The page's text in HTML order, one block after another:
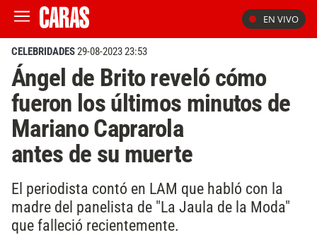
EN VIVO
CELEBRIDADES29-08-2023 23:53
Ángel de Brito reveló cómo
fueron los últimos minutos de
Mariano Caprarola
antes de su muerte
El periodista contó en LAM que habló con la
madre del panelista de "La Jaula de la Moda"
que falleció recientemente.